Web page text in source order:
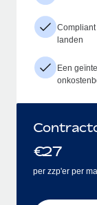
landen
Een
€27
per zzp'er per